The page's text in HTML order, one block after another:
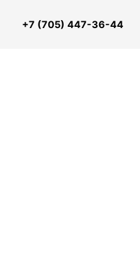
+7 (705) 447-36-44